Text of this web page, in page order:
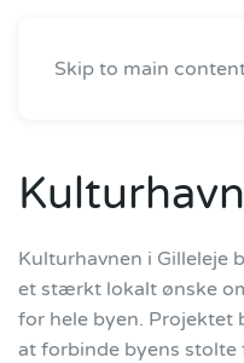
Skip to main
Kulturhavnen i Gilleleje
et stærkt lokalt ønske
for hele byen. Projektet
at forbinde byens